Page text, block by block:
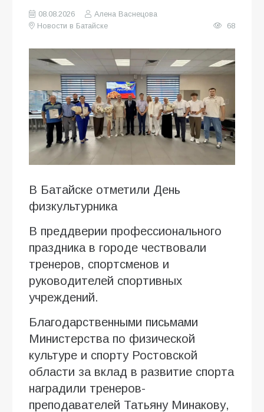
08.08.2026
Алена Васнецова
Новости в Батайске
68
В Батайске отметили День
физкультурника
В преддверии профессионального
праздника в городе чествовали
тренеров, спортсменов и
руководителей спортивных
учреждений.
Благодарственными письмами
Министерства по физической
культуре и спорту Ростовской
области за вклад в развитие спорта
наградили тренеров-
преподавателей Татьяну Минакову,